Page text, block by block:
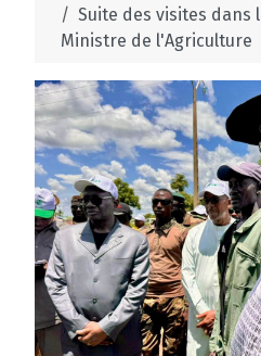
Suite des visites dans
Ministre de l'Agriculture